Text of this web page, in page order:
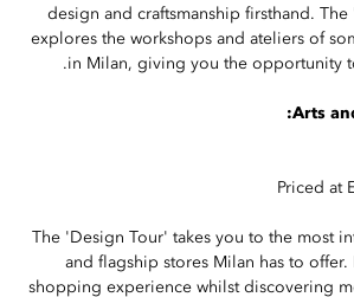
design and craftsmanship firsthand. The
explores the workshops and ateliers of
in Milan, giving you the opportunity
Arts
Priced at
The 'Design Tour' takes you to the most
and flagship stores Milan has to offer.
shopping experience whilst discovering